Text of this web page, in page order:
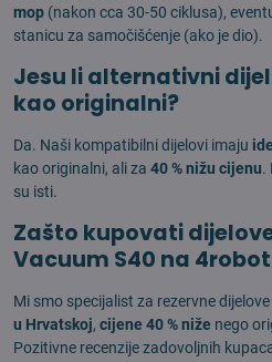
mop (nakon cca 30-50 ciklusa),
stanicu za samočišćenje (ako je dio).
Jesu li alternativni
kao originalni?
Da. Naši kompatibilni dijelovi imaju
kao originalni, ali za 40 % nižu cijenu.
su isti.
Zašto kupovati
Vacuum S40 na
Mi smo specijalist za rezervne
u Hrvatskoj, cijene 40 % niže nego
Pozitivne recenzije zadovoljnih